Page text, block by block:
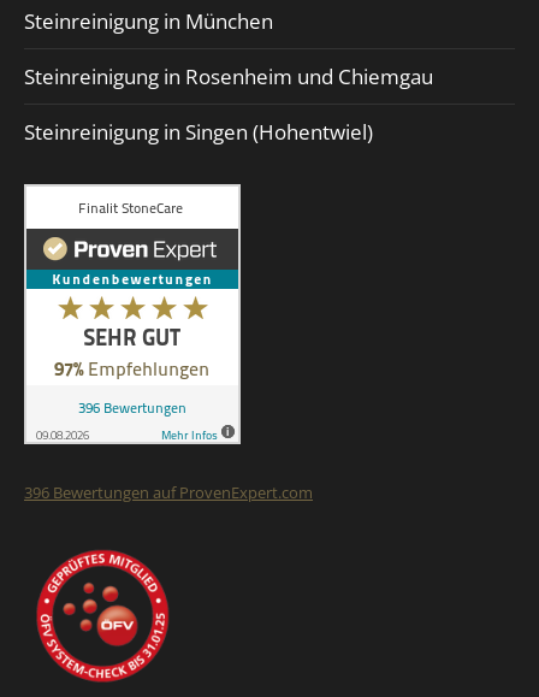
Steinreinigung in München
Steinreinigung in Rosenheim und Chiemgau
Steinreinigung in Singen (Hohentwiel)
396 Bewertungen auf ProvenExpert.com